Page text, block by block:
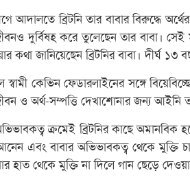
আদালতে ব্রিটনি তার বাবার বিরুদ্ধে
দুর্বিষহ করে তুলেছেন তার বাবা।
কথা জানিয়েছেন ব্রিটনির বাবা। দীর্ঘ
কেভিন ফেডারলাইনের সঙ্গে
ও অর্থ-সম্পত্তি দেখাশোনার জন্য আইনি
ক্রমেই ব্রিটনির কাছে অমানবিক
এবং বাবার অভিভাবকত্ব থেকে
হাত থেকে মুক্তি না দিলে গান ছেড়ে